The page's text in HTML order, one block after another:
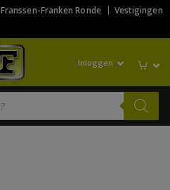
Franssen-Franken Ronde
Vestigingen
Inloggen